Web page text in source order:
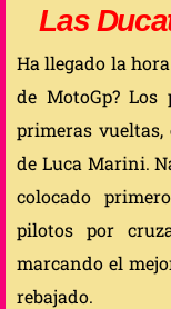
Las
Ha llegado la
de MotoGp?
primeras vueltas,
de Luca Marini.
colocado
pilotos por
marcando el
rebajado.